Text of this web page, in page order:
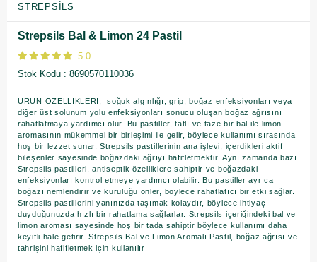
STREPSILS
Strepsils Bal & Limon 24 Pastil
5.0
Stok Kodu
8690570110036
ÜRÜN ÖZELLİKLERİ; soğuk algınlığı, grip, boğaz enfeksiyonları veya
diğer üst solunum yolu enfeksiyonları sonucu oluşan boğaz ağrısını
rahatlatmaya yardımcı olur. Bu pastiller, tatlı ve taze bir bal ile limon
aromasının mükemmel bir birleşimi ile gelir, böylece kullanımı sırasında
hoş bir lezzet sunar. Strepsils pastillerinin ana işlevi, içerdikleri aktif
bileşenler sayesinde boğazdaki ağrıyı hafifletmektir. Aynı zamanda bazı
Strepsils pastilleri, antiseptik özelliklere sahiptir ve boğazdaki
enfeksiyonları kontrol etmeye yardımcı olabilir. Bu pastiller ayrıca
boğazı nemlendirir ve kuruluğu önler, böylece rahatlatıcı bir etki sağlar.
Strepsils pastillerini yanınızda taşımak kolaydır, böylece ihtiyaç
duyduğunuzda hızlı bir rahatlama sağlarlar. Strepsils içeriğindeki bal ve
limon aroması sayesinde hoş bir tada sahiptir böylece kullanımı daha
keyifli hale getirir. Strepsils Bal ve Limon Aromalı Pastil, boğaz ağrısı ve
tahrişini hafifletmek için kullanılır